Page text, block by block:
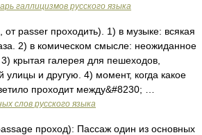
галлицизмов русского языка
passer проходить). 1) в музыке: всякая
2) в комическом смысле: неожиданное
крытая галерея для пешеходов,
улицы и другую. 4) момент, когда какое
проходит между&#8230; …
слов русского языка
проход): Пассаж один из основных